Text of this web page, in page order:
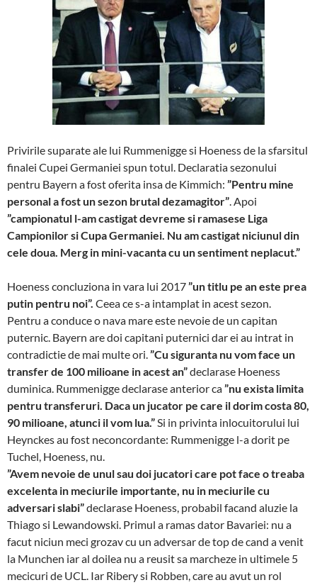
Privirile suparate ale lui Rummenigge si Hoeness de la sfarsitul
finalei Cupei Germaniei spun totul. Declaratia sezonului
pentru Bayern a fost oferita insa de Kimmich: ”Pentru mine
personal a fost un sezon brutal dezamagitor”. Apoi
”campionatul l-am castigat devreme si ramasese Liga
Campionilor si Cupa Germaniei. Nu am castigat niciunul din
cele doua. Merg in mini-vacanta cu un sentiment neplacut.”
Hoeness concluziona in vara lui 2017”un titlu pe an este prea
putin pentru noi”. Ceea ce s-a intamplat in acest sezon.
Pentru a conduce o nava mare este nevoie de un capitan
puternic. Bayern are doi capitani puternici dar ei au intrat in
contradictie de mai multe ori.”Cu siguranta nu vom face un
transfer de 100 milioane in acest an”declarase Hoeness
duminica. Rummenigge declarase anterior ca”nu exista limita
pentru transferuri. Daca un jucator pe care il dorim costa 80,
90 milioane, atunci il vom lua.”Si in privinta inlocuitorului lui
Heynckes au fost neconcordante: Rummenigge l-a dorit pe
Tuchel, Hoeness, nu.
”Avem nevoie de unul sau doi jucatori care pot face o treaba
excelenta in meciurile importante, nu in meciurile cu
adversari slabi”declarase Hoeness, probabil facand aluzie la
Thiago si Lewandowski. Primul a ramas dator Bavariei: nu a
facut niciun meci grozav cu un adversar de top de cand a venit
la Munchen iar al doilea nu a reusit sa marcheze in ultimele 5
mecicuri de UCL. Iar Ribery si Robben, care au avut un rol